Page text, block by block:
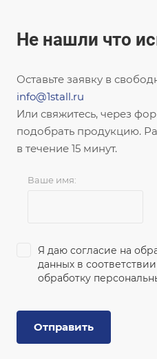
Не нашли что
Оставьте заявку в
info@1stall.ru
Или свяжитесь, через
подобрать продукцию.
в течение 15 минут.
Ваше имя:
Я даю согласие на
данных в
обработку
Отправить